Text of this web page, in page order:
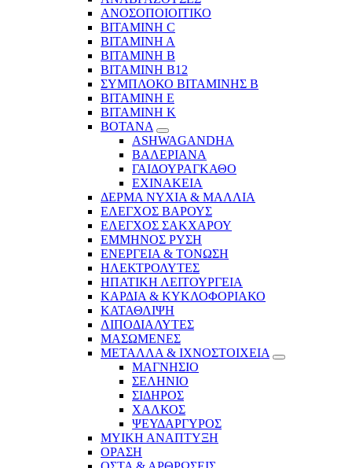
ΑΝΟΣΟΠΟΙΟΙΤΙΚΟ
ΒΙΤΑΜΙΝΗ C
ΒΙΤΑΜΙΝΗ Α
ΒΙΤΑΜΙΝΗ Β
ΒΙΤΑΜΙΝΗ Β12
ΣΥΜΠΛΟΚΟ ΒΙΤΑΜΙΝΗΣ Β
ΒΙΤΑΜΙΝΗ Ε
ΒΙΤΑΜΙΝΗ Κ
ΒΟΤΑΝΑ
ASHWAGANDHA
ΒΑΛΕΡΙΑΝΑ
ΓΑΙΔΟΥΡΑΓΚΑΘΟ
ΕΧΙΝΑΚΕΙΑ
ΔΕΡΜΑ ΝΥΧΙΑ & ΜΑΛΛΙΑ
ΕΛΕΓΧΟΣ ΒΑΡΟΥΣ
ΕΛΕΓΧΟΣ ΣΑΚΧΑΡΟΥ
ΕΜΜΗΝΟΣ ΡΥΣΗ
ΕΝΕΡΓΕΙΑ & ΤΟΝΩΣΗ
ΗΛΕΚΤΡΟΛΥΤΕΣ
ΗΠΑΤΙΚΗ ΛΕΙΤΟΥΡΓΕΙΑ
ΚΑΡΔΙΑ & ΚΥΚΛΟΦΟΡΙΑΚΟ
ΚΑΤΑΘΛΙΨΗ
ΛΙΠΟΔΙΑΛΥΤΕΣ
ΜΑΣΩΜΕΝΕΣ
ΜΕΤΑΛΛΑ & ΙΧΝΟΣΤΟΙΧΕΙΑ
ΜΑΓΝΗΣΙΟ
ΣΕΛΗΝΙΟ
ΣΙΔΗΡΟΣ
ΧΑΛΚΟΣ
ΨΕΥΔΑΡΓΥΡΟΣ
ΜΥΙΚΗ ΑΝΑΠΤΥΞΗ
ΟΡΑΣΗ